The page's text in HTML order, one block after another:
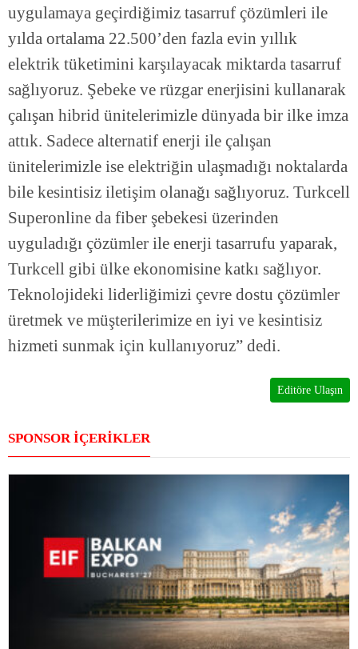
uygulamaya geçirdiğimiz tasarruf çözümleri ile
yılda ortalama 22.500’den fazla evin yıllık
elektrik tüketimini karşılayacak miktarda tasarruf
sağlıyoruz. Şebeke ve rüzgar enerjisini kullanarak
çalışan hibrid ünitelerimizle dünyada bir ilke imza
attık. Sadece alternatif enerji ile çalışan
ünitelerimizle ise elektriğin ulaşmadığı noktalarda
bile kesintisiz iletişim olanağı sağlıyoruz. Turkcell
Superonline da fiber şebekesi üzerinden
uyguladığı çözümler ile enerji tasarrufu yaparak,
Turkcell gibi ülke ekonomisine katkı sağlıyor.
Teknolojideki liderliğimizi çevre dostu çözümler
üretmek ve müşterilerimize en iyi ve kesintisiz
hizmeti sunmak için kullanıyoruz” dedi.
Editöre Ulaşın
SPONSOR İÇERİKLER